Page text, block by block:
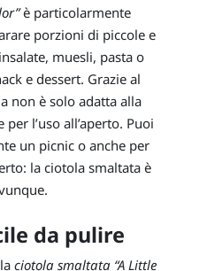
è particolarmente
porzioni di piccole e
muesli, pasta o
e dessert. Grazie al
non è solo adatta alla
l’uso all’aperto. Puoi
un picnic o anche per
la ciotola smaltata è
da pulire
ciotola smaltata “A Little